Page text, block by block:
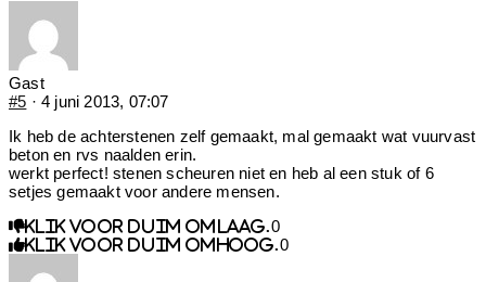
Gast
#5 · 4 juni 2013, 07:07
Ik heb de achterstenen zelf gemaakt, mal gemaakt wat vuurvast
beton en rvs naalden erin.
werkt perfect! stenen scheuren niet en heb al een stuk of 6
setjes gemaakt voor andere mensen.
Klik voor duim omlaag. 0
Klik voor duim omhoog. 0